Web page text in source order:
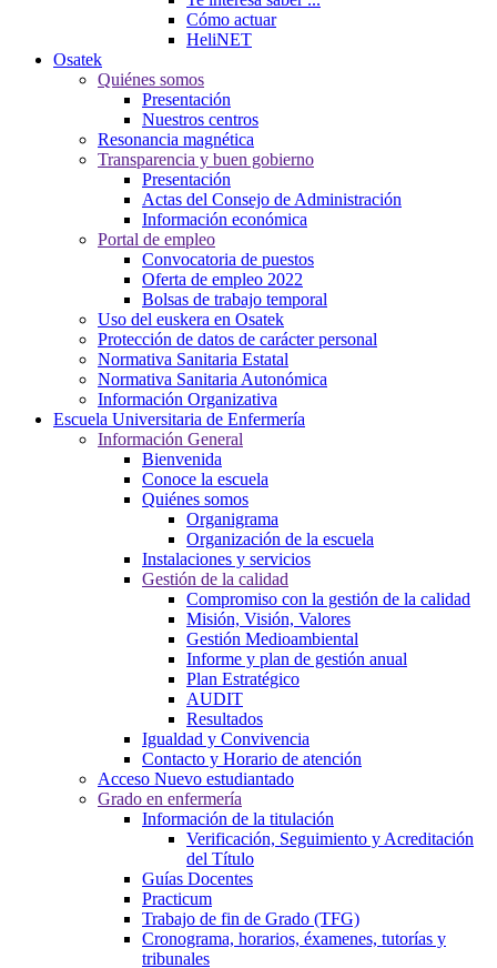
Cómo actuar
HeliNET
Osatek
Quiénes somos
Presentación
Nuestros centros
Resonancia magnética
Transparencia y buen gobierno
Presentación
Actas del Consejo de Administración
Información económica
Portal de empleo
Convocatoria de puestos
Oferta de empleo 2022
Bolsas de trabajo temporal
Uso del euskera en Osatek
Protección de datos de carácter personal
Normativa Sanitaria Estatal
Normativa Sanitaria Autonómica
Información Organizativa
Escuela Universitaria de Enfermería
Información General
Bienvenida
Conoce la escuela
Quiénes somos
Organigrama
Organización de la escuela
Instalaciones y servicios
Gestión de la calidad
Compromiso con la gestión de la calidad
Misión, Visión, Valores
Gestión Medioambiental
Informe y plan de gestión anual
Plan Estratégico
AUDIT
Resultados
Igualdad y Convivencia
Contacto y Horario de atención
Acceso Nuevo estudiantado
Grado en enfermería
Información de la titulación
Verificación, Seguimiento y Acreditación
del Título
Guías Docentes
Practicum
Trabajo de fin de Grado (TFG)
Cronograma, horarios, éxamenes, tutorías y
tribunales